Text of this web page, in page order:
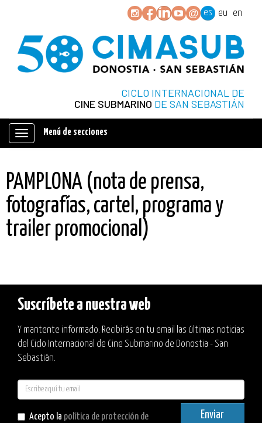
es eu en
CICLO INTERNACIONAL DE
CINE SUBMARINO DE SAN SEBASTIÁN
Mostrar/ocultar
Menú de secciones
PAMPLONA (nota de prensa,
fotografías, cartel, programa y
trailer promocional)
Suscríbete a nuestra web
Y mantente informado. Recibirás en tu email las últimas noticias
del Ciclo Internacional de Cine Submarino de Donostia - San
Sebastián.
Acepto la política de protección de
Enviar